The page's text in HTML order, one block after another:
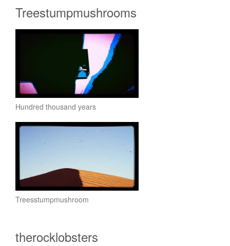
Treestumpmushrooms
Hundred thousand years
Treesstumpmushroom
therocklobsters